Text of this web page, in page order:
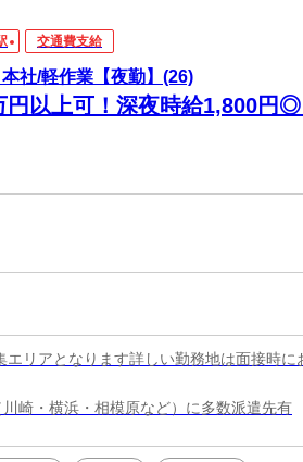
交通費支給
社/軽作業【夜勤】(26)
円以上可！深夜時給1,800円
リアとなります詳しい勤務地は面接時に
崎・横浜・相模原など）に多数派遣先有